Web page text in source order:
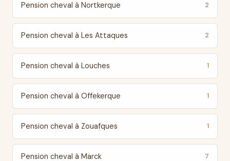
Pension cheval à Nortkerque 2
Pension cheval à Les Attaques 2
Pension cheval à Louches 1
Pension cheval à Offekerque 1
Pension cheval à Zouafques 1
Pension cheval à Marck 7